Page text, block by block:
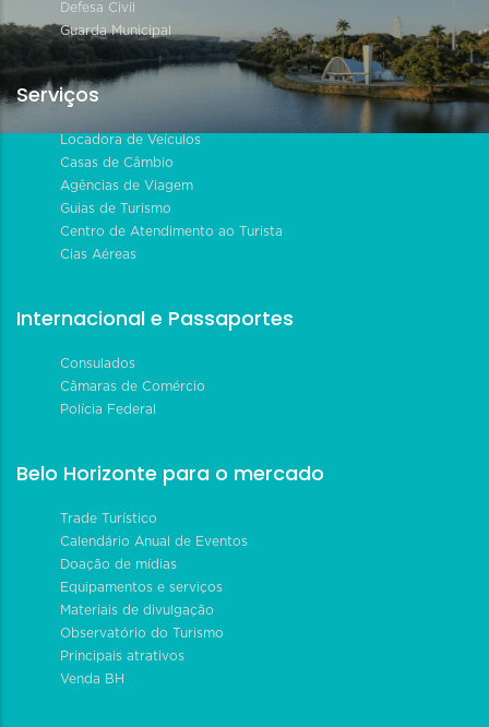
Defesa Civil
Guarda Municipal
Serviços
Locadora de Veículos
Casas de Câmbio
Agências de Viagem
Guias de Turismo
Centro de Atendimento ao Turista
Cias Aéreas
Internacional e Passaportes
Consulados
Câmaras de Comércio
Polícia Federal
Belo Horizonte para o mercado
Trade Turístico
Calendário Anual de Eventos
Doação de mídias
Equipamentos e serviços
Materiais de divulgação
Observatório do Turismo
Principais atrativos
Venda BH